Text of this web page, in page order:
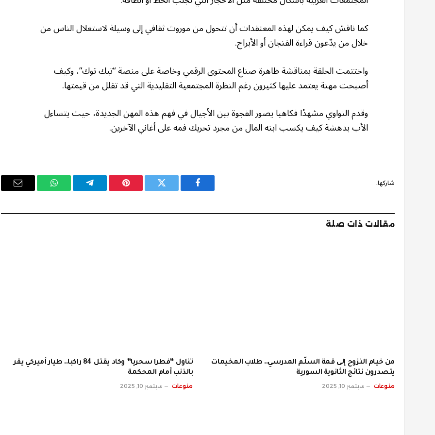
كما ناقش كيف يمكن لهذه المعتقدات أن تتحول من موروث ثقافي إلى وسيلة لاستغلال الناس من
خلال من يدّعون قراءة الفنجان أو الأبراج.
واختتمت الحلقة بمناقشة ظاهرة صناع المحتوى الرقمي وخاصة على منصة “تيك توك”، وكيف
أصبحت مهنة يعتمد عليها كثيرون رغم النظرة المجتمعية التقليدية التي قد تقلل من قيمتها.
وقدم النواوي مشهدًا فكاهيا يصور الفجوة بين الأجيال في فهم هذه المهن الجديدة، حيث يتساءل
الأب بدهشة كيف يكسب ابنه المال من مجرد تحريك فمه على أغاني الآخرين.
شاركها.
فيسبوك تويتر بينتيريستتيلقرام واتساب
البريد
مقالات ذات صلة
من خيام النزوح إلى قمة السلّم المدرسي.. طلاب المخيمات
يتصدرون نتائج الثانوية السورية
منوعات سبتمبر 10, 2025
تناول “فطرا سحريا” وكاد يقتل 84 راكبا.. طيار أميركي يقر
بالذنب أمام المحكمة
منوعات سبتمبر 10, 2025